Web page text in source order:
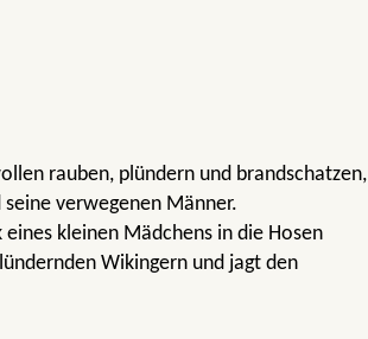
rauben, plündern und brandschatzen,
verwegenen Männer.
kleinen Mädchens in die Hosen
Wikingern und jagt den